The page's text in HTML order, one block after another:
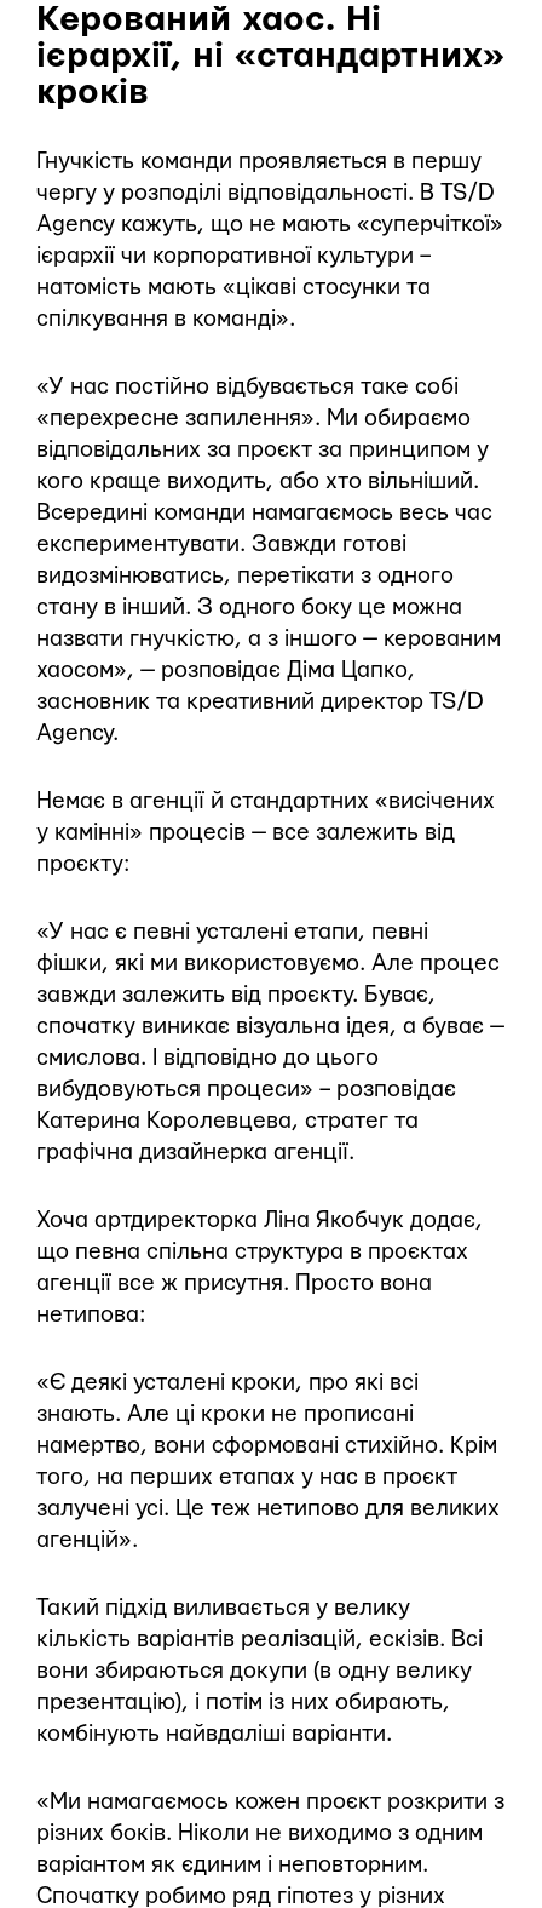
Керований хаос. Ні
ієрархії, ні «стандартних»
кроків
Гнучкість команди проявляється в першу
чергу у розподілі відповідальності. В TS/D
Agency кажуть, що не мають «суперчіткої»
ієрархії чи корпоративної культури –
натомість мають «цікаві стосунки та
спілкування в команді».
«У нас постійно відбувається таке собі
«перехресне запилення». Ми обираємо
відповідальних за проєкт за принципом у
кого краще виходить, або хто вільніший.
Всередині команди намагаємось весь час
експериментувати. Завжди готові
видозмінюватись, перетікати з одного
стану в інший. З одного боку це можна
назвати гнучкістю, а з іншого — керованим
хаосом», — розповідає Діма Цапко,
засновник та креативний директор TS/D
Agency.
Немає в агенції й стандартних «висічених
у камінні» процесів — все залежить від
проєкту:
«У нас є певні усталені етапи, певні
фішки, які ми використовуємо. Але процес
завжди залежить від проєкту. Буває,
спочатку виникає візуальна ідея, а буває —
смислова. І відповідно до цього
вибудовуються процеси» – розповідає
Катерина Королевцева, стратег та
графічна дизайнерка агенції.
Хоча артдиректорка Ліна Якобчук додає,
що певна спільна структура в проєктах
агенції все ж присутня. Просто вона
нетипова:
«Є деякі усталені кроки, про які всі
знають. Але ці кроки не прописані
намертво, вони сформовані стихійно. Крім
того, на перших етапах у нас в проєкт
залучені усі. Це теж нетипово для великих
агенцій».
Такий підхід виливається у велику
кількість варіантів реалізацій, ескізів. Всі
вони збираються докупи (в одну велику
презентацію), і потім із них обирають,
комбінують найвдаліші варіанти.
«Ми намагаємось кожен проєкт розкрити з
різних боків. Ніколи не виходимо з одним
варіантом як єдиним і неповторним.
Спочатку робимо ряд гіпотез у різних